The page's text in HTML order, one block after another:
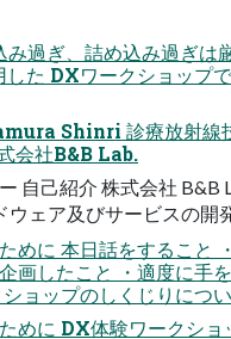
過ぎ、詰め込み過ぎは厳
た DXワークショップ
Shinri 診療放射線
会社B&B Lab.
自己紹介 株式会社 B&B
ウェア及びサービスの開
めに 本日話をすること
画したこと ・適度に手
ョップのしくじりにつ
めに DX体験ワークショ